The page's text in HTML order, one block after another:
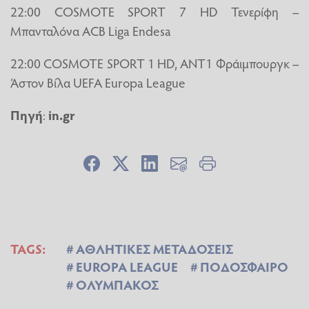
22:00 COSMOTE SPORT 7 HD Τενερίφη –
Μπανταλόνα ACB Liga Endesa
22:00 COSMOTE SPORT 1 HD, ANT1 Φράιμπουργκ –
Άστον Βίλα UEFA Europa League
Πηγή:in.gr
TAGS:
ΑΘΛΗΤΙΚΕΣ ΜΕΤΑΔΟΣΕΙΣ
EUROPA LEAGUE
ΠΟΔΟΣΦΑΙΡΟ
ΟΛΥΜΠΑΚΟΣ